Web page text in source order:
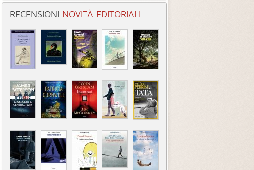
Identità sconosciuta
3.3 (1)
Incastrati
Tatà
3.3 ( )
Quando ormai era
tardi
RECENSIONI NOVITÀ EDITORIALI